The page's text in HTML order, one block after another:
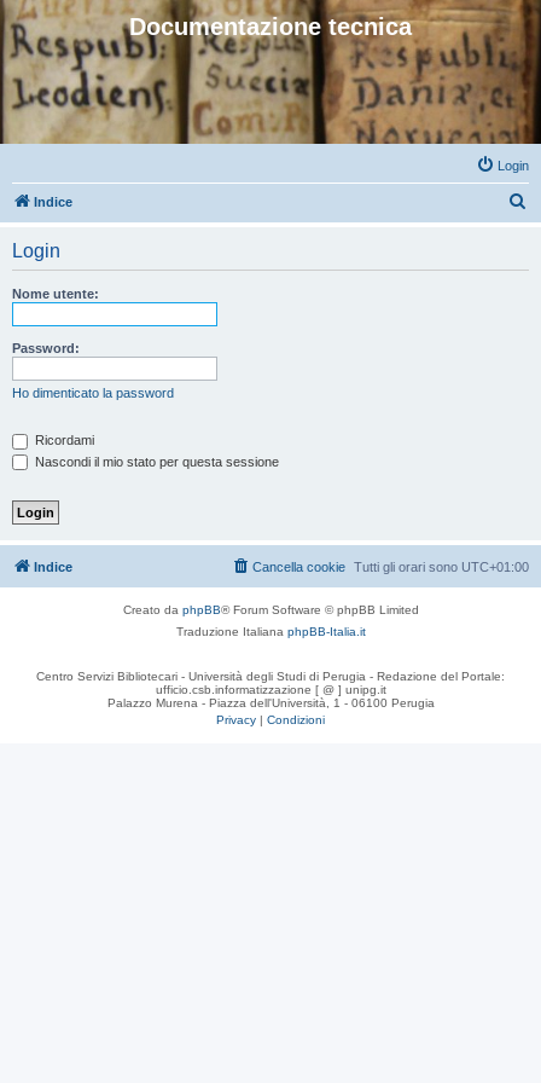
Documentazione tecnica
Login
Indice
Login
Nome utente:
Password:
Ho dimenticato la password
Ricordami
Nascondi il mio stato per questa sessione
Indice Tutti gli orari sono UTC+01:00
Cancella cookie
Creato da phpBB® Forum Software © phpBB Limited
Traduzione Italiana phpBB-Italia.it
Centro Servizi Bibliotecari - Università degli Studi di Perugia - Redazione del Portale:
ufficio.csb.informatizzazione [ @ ] unipg.it
Palazzo Murena - Piazza dell'Università, 1 - 06100 Perugia
Privacy | Condizioni